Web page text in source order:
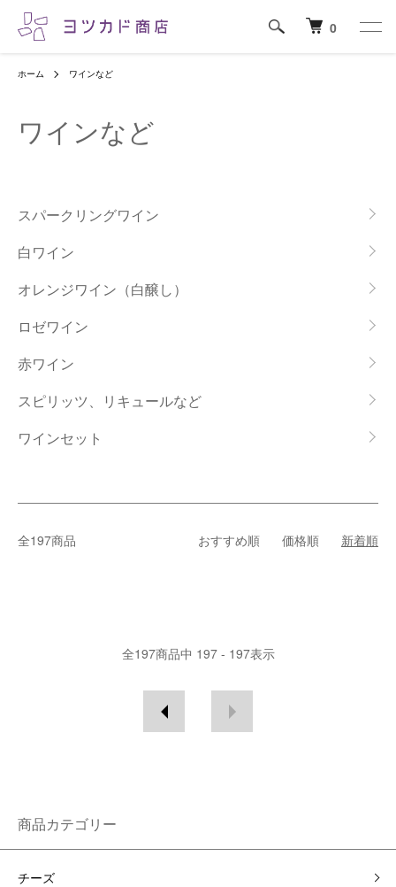
0
ホーム ワインなど
ワインなど
スパークリングワイン
白ワイン
オレンジワイン（白醸し）
ロゼワイン
赤ワイン
スピリッツ、リキュールなど
ワインセット
全197商品 おすすめ順 価格順 新着順
全197商品中 197 - 197表示
商品カテゴリー
チーズ